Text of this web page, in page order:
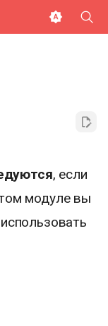
, если
модуле вы